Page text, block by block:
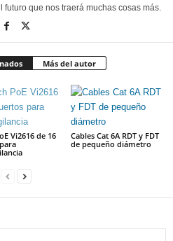
que nos traerá muchas cosas más.
Más del autor
Vi2616 de 16
Cables Cat 6A RDT y FDT
de pequeño diámetro